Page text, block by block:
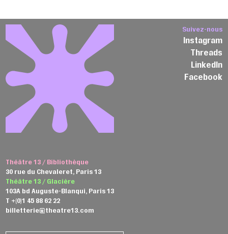
Théâtre 13 / Bibliothèque
30 rue du Chevaleret, Paris 13
Théâtre 13 / Glacière
103A bd Auguste-Blanqui, Paris 13
T +(0)1 45 88 62 22
billetterie@theatre13.com
Suivez-nous
Instagram
Threads
LinkedIn
Facebook